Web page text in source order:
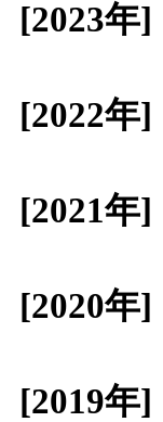
[2023年]
[2022年]
[2021年]
[2020年]
[2019年]